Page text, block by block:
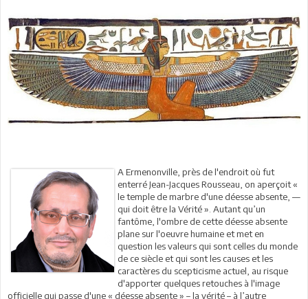
A Ermenonville, près de l'endroit où fut
enterré Jean-Jacques Rousseau, on aperçoit «
le temple de marbre d'une déesse absente, —
qui doit être la Vérité ». Autant qu’un
fantôme, l'ombre de cette déesse absente
plane sur l'oeuvre humaine et met en
question les valeurs qui sont celles du monde
de ce siècle et qui sont les causes et les
caractères du scepticisme actuel, au risque
d'apporter quelques retouches à l'image
officielle qui passe d'une « déesse absente » – la vérité – à l’autre